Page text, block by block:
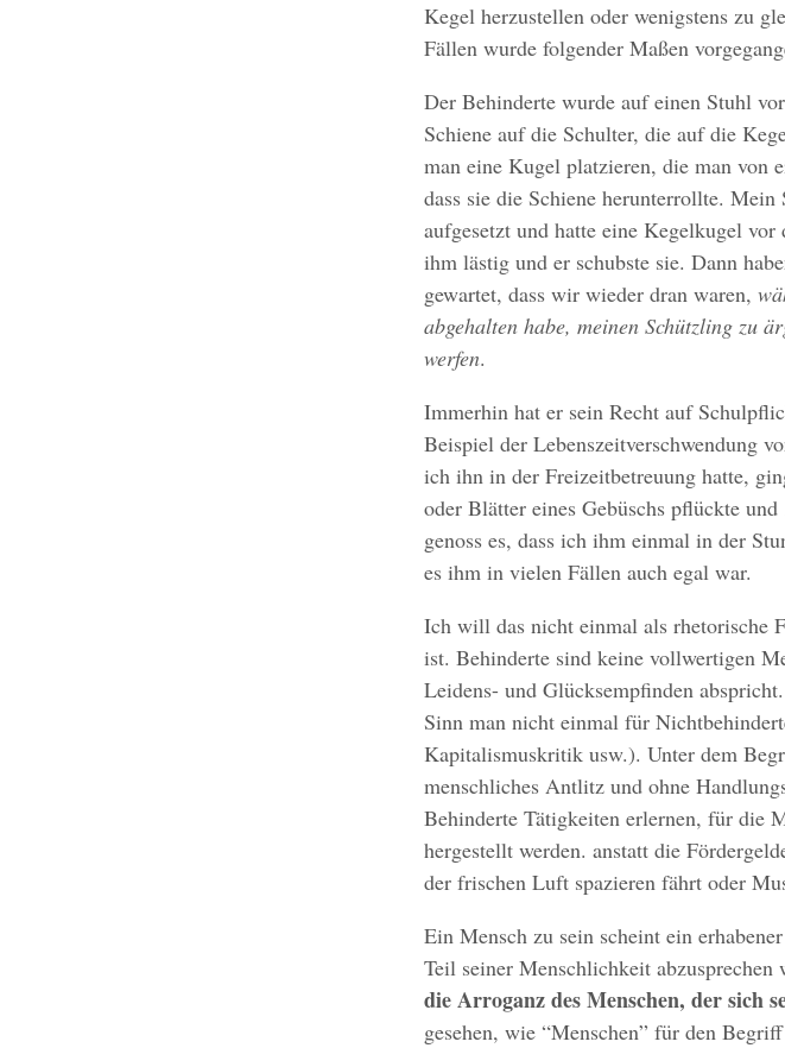
Kegel herzustellen oder wenigstens zu
Fällen wurde folgender Maßen
Der Behinderte wurde auf einen Stuhl
Schiene auf die Schulter, die auf die
man eine Kugel platzieren, die man von
dass sie die Schiene herunterrollte.
aufgesetzt und hatte eine Kegelkugel
ihm lästig und er schubste sie. Dann
gewartet, dass wir wieder dran waren,
abgehalten habe, meinen Schützling zu
werfen.
Immerhin hat er sein Recht auf
Beispiel der Lebenszeitverschwendung
ich ihn in der Freizeitbetreuung hatte,
oder Blätter eines Gebüschs pflückte
genoss es, dass ich ihm einmal in der
es ihm in vielen Fällen auch egal war.
Ich will das nicht einmal als rhetorische
ist. Behinderte sind keine vollwertigen
Leidens- und Glücksempfinden
Sinn man nicht einmal für
Kapitalismuskritik usw.). Unter dem
menschliches Antlitz und ohne
Behinderte Tätigkeiten erlernen, für die
hergestellt werden. anstatt die
der frischen Luft spazieren fährt oder
Ein Mensch zu sein scheint ein
Teil seiner Menschlichkeit abzusprechen
die Arroganz des Menschen, der sich
gesehen, wie “Menschen” für den